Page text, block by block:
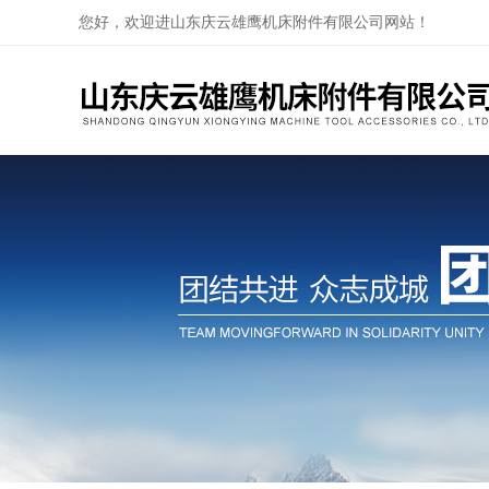
您好，欢迎进山东庆云雄鹰机床附件有限公司网站！